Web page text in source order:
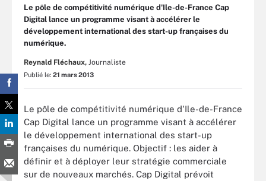
Le pôle de compétitivité numérique d'Ile-de-France Cap
Digital lance un programme visant à accélérer le
développement international des start-up françaises du
numérique.
Reynald Fléchaux, Journaliste
Publié le: 21 mars 2013
Le pôle de compétitivité numérique d'Ile-de-France
Cap Digital lance un programme visant à accélérer
le développement international des start-up
françaises du numérique. Objectif : les aider à
définir et à déployer leur stratégie commerciale
sur de nouveaux marchés. Cap Digital prévoit